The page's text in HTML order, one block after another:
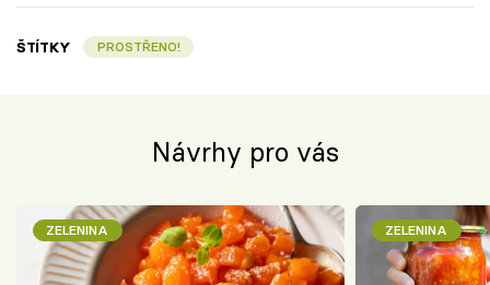
ŠTÍTKY PROSTŘENO!
Návrhy pro vás
ZELENINA ZELENINA